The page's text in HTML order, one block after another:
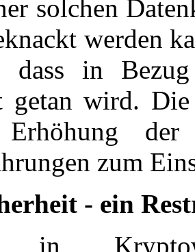
solchen
werden
dass in
getan wird.
der
zum
- ein
in